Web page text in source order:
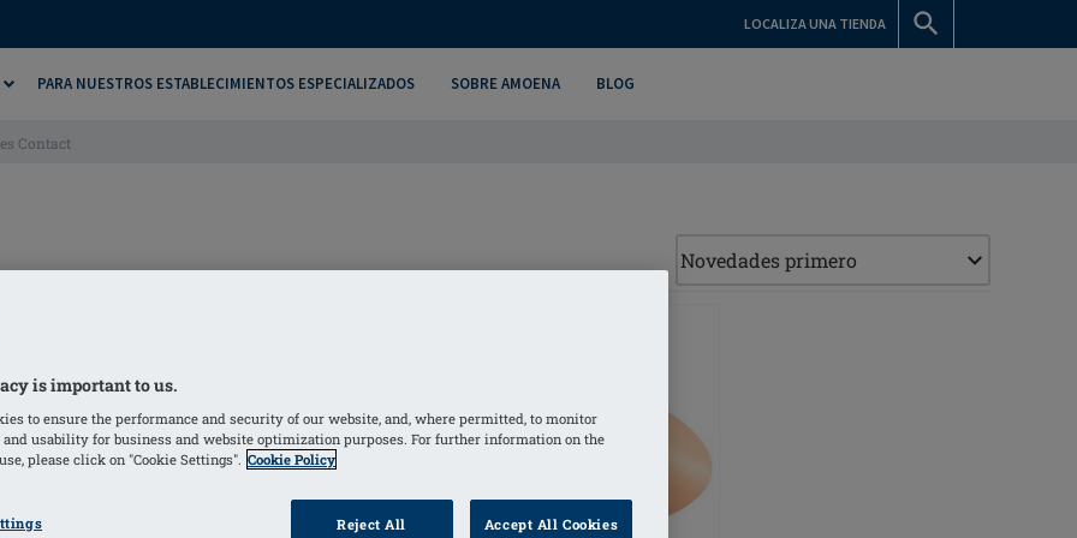
LOCALIZA UNA TIENDA
PARA NUESTROS ESTABLECIMIENTOS ESPECIALIZADOS SOBRE AMOENA BLOG
Contact
is important to us.
to ensure the performance and security of our website, and, where permitted, to monitor
and usability for business and website optimization purposes. For further information on the
please click on "Cookie Settings". Cookie Policy
Reject All Accept All Cookies